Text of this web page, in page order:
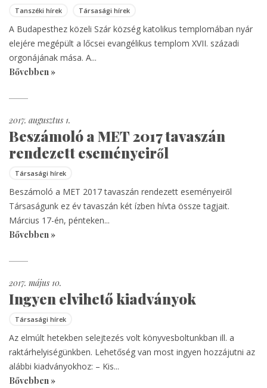
Tanszéki hírek Társasági hírek
A Budapesthez közeli Szár község katolikus templomában nyár
elejére megépült a lőcsei evangélikus templom XVII. századi
orgonájának mása. A...
Bővebben »
2017. augusztus 1.
Beszámoló a MET 2017 tavaszán
rendezett eseményeiről
Társasági hírek
Beszámoló a MET 2017 tavaszán rendezett eseményeiről
Társaságunk ez év tavaszán két ízben hívta össze tagjait.
Március 17-én, pénteken...
Bővebben »
2017. május 10.
Ingyen elvihető kiadványok
Társasági hírek
Az elmúlt hetekben selejtezés volt könyvesboltunkban ill. a
raktárhelyiségünkben. Lehetőség van most ingyen hozzájutni az
alábbi kiadványokhoz: – Kis...
Bővebben »